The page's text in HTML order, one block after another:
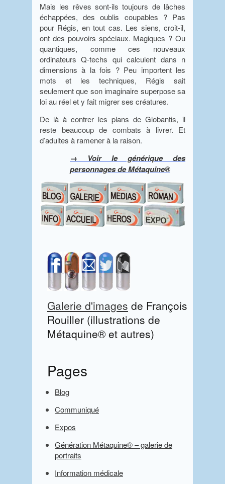
Mais les rêves sont-ils toujours de lâches
échappées, des oublis coupables ? Pas
pour Régis, en tout cas. Les siens, croit-il,
ont des pouvoirs spéciaux. Magiques ? Ou
quantiques, comme ces nouveaux
ordinateurs Q-techs qui calculent dans n
dimensions à la fois ? Peu importent les
mots et les techniques, Régis sait
seulement que son imaginaire superpose sa
loi au réel et y fait migrer ses créatures.
De là à contrer les plans de Globantis, il
reste beaucoup de combats à livrer. Et
d’adultes à ramener à la raison.
→ Voir le générique des
personnages de Métaquine®
S
d
e
b
Galerie d'images de François
Rouiller (illustrations de
Métaquine® et autres)
Pages
Blog
Communiqué
Expos
Génération Métaquine® – galerie de
portraits
Information médicale